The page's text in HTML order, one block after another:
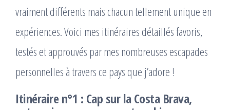
vraiment différents mais chacun tellement unique en
expériences. Voici mes itinéraires détaillés favoris,
testés et approuvés par mes nombreuses escapades
personnelles à travers ce pays que j’adore !
Itinéraire n°1 : Cap sur la Costa Brava,